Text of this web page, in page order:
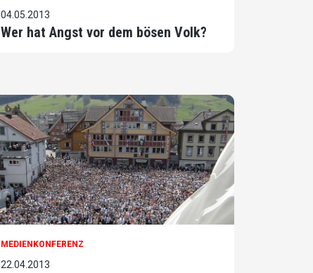
04.05.2013
Wer hat Angst vor dem bösen Volk?
MEDIENKONFERENZ
22.04.2013